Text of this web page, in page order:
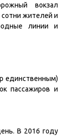
вокзал
жителей и
линии и
единственным)
пассажиров и
В 2016 году